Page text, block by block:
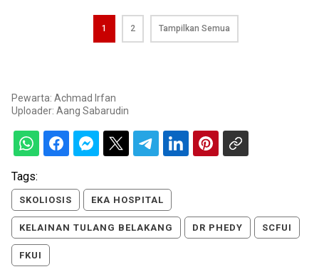
1 2 Tampilkan Semua
Pewarta: Achmad Irfan
Uploader: Aang Sabarudin
Tags:
SKOLIOSIS EKA HOSPITAL
KELAINAN TULANG BELAKANG DR PHEDY SCFUI
FKUI